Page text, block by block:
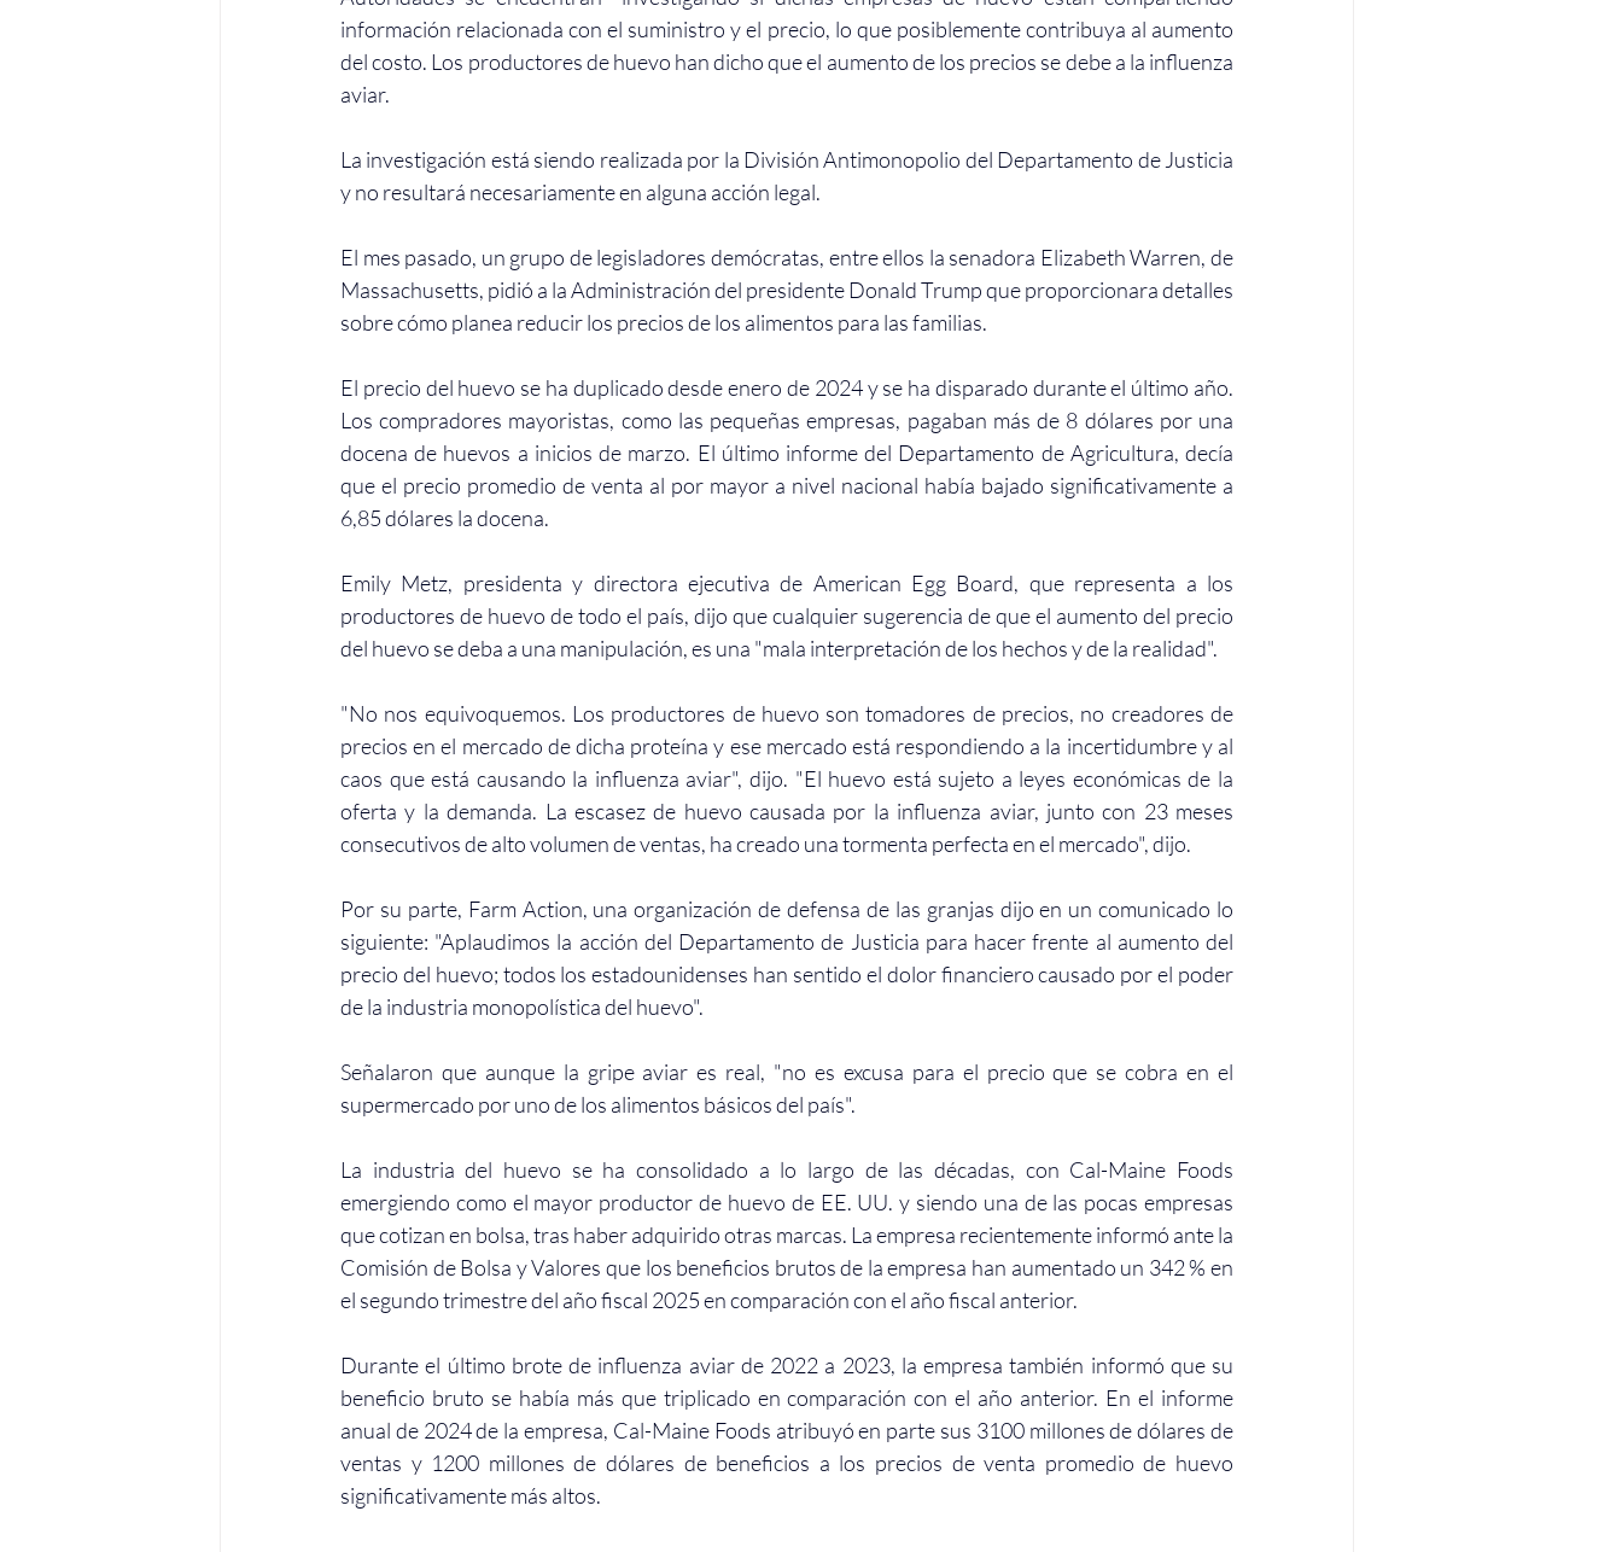
información relacionada con el suministro y el precio, lo que posiblemente contribuya al aumento
del costo. Los productores de huevo han dicho que el aumento de los precios se debe a la influenza
aviar.
La investigación está siendo realizada por la División Antimonopolio del Departamento de Justicia
y no resultará necesariamente en alguna acción legal.
El mes pasado, un grupo de legisladores demócratas, entre ellos la senadora Elizabeth Warren, de
Massachusetts, pidió a la Administración del presidente Donald Trump que proporcionara detalles
sobre cómo planea reducir los precios de los alimentos para las familias.
El precio del huevo se ha duplicado desde enero de 2024 y se ha disparado durante el último año.
Los compradores mayoristas, como las pequeñas empresas, pagaban más de 8 dólares por una
docena de huevos a inicios de marzo. El último informe del Departamento de Agricultura, decía
que el precio promedio de venta al por mayor a nivel nacional había bajado significativamente a
6,85 dólares la docena.
Emily Metz, presidenta y directora ejecutiva de American Egg Board, que representa a los
productores de huevo de todo el país, dijo que cualquier sugerencia de que el aumento del precio
del huevo se deba a una manipulación, es una "mala interpretación de los hechos y de la realidad".
"No nos equivoquemos. Los productores de huevo son tomadores de precios, no creadores de
precios en el mercado de dicha proteína y ese mercado está respondiendo a la incertidumbre y al
caos que está causando la influenza aviar", dijo. "El huevo está sujeto a leyes económicas de la
oferta y la demanda. La escasez de huevo causada por la influenza aviar, junto con 23 meses
consecutivos de alto volumen de ventas, ha creado una tormenta perfecta en el mercado", dijo.
Por su parte, Farm Action, una organización de defensa de las granjas dijo en un comunicado lo
siguiente: "Aplaudimos la acción del Departamento de Justicia para hacer frente al aumento del
precio del huevo; todos los estadounidenses han sentido el dolor financiero causado por el poder
de la industria monopolística del huevo".
Señalaron que aunque la gripe aviar es real, "no es excusa para el precio que se cobra en el
supermercado por uno de los alimentos básicos del país".
La industria del huevo se ha consolidado a lo largo de las décadas, con Cal-Maine Foods
emergiendo como el mayor productor de huevo de EE. UU. y siendo una de las pocas empresas
que cotizan en bolsa, tras haber adquirido otras marcas. La empresa recientemente informó ante la
Comisión de Bolsa y Valores que los beneficios brutos de la empresa han aumentado un 342 % en
el segundo trimestre del año fiscal 2025 en comparación con el año fiscal anterior.
Durante el último brote de influenza aviar de 2022 a 2023, la empresa también informó que su
beneficio bruto se había más que triplicado en comparación con el año anterior. En el informe
anual de 2024 de la empresa, Cal-Maine Foods atribuyó en parte sus 3100 millones de dólares de
ventas y 1200 millones de dólares de beneficios a los precios de venta promedio de huevo
significativamente más altos.